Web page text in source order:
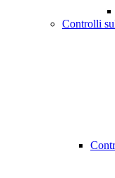
Controlli